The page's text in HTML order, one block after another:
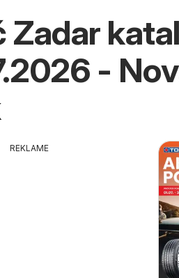
Zadar
-
REKLAME